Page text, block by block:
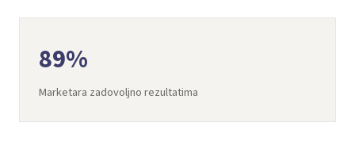
89%
Marketara zadovoljno rezultatima